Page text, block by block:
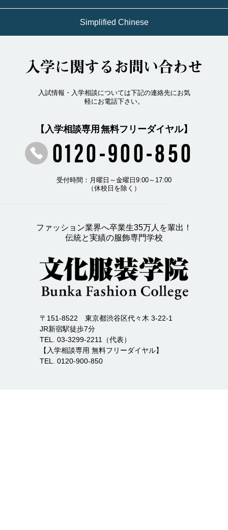
Simplified Chinese
入学に関するお問い合わせ
入試情報・入学相談については下記の連絡先にお気
軽にお電話下さい。
0120-900-850
【入学相談専用 無料フリーダイヤル】
受付時間：月曜日～金曜日9:00～17:00
（休校日を除く）
ファッション業界へ卒業生35万人を輩出！
伝統と実績の服飾専門学校
〒151-8522 東京都渋谷区代々木 3-22-1
JR新宿駅徒歩7分
TEL. 03-3299-2211（代表）
【入学相談専用 無料フリーダイヤル】
TEL. 0120-900-850